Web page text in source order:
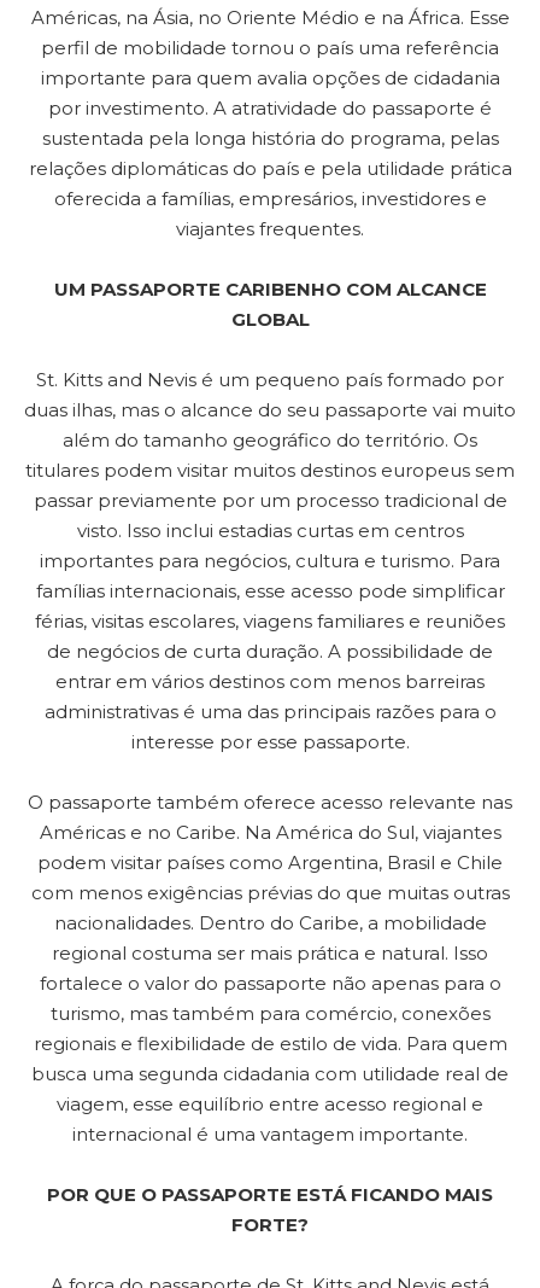
Américas, na Ásia, no Oriente Médio e na África. Esse
perfil de mobilidade tornou o país uma referência
importante para quem avalia opções de cidadania
por investimento. A atratividade do passaporte é
sustentada pela longa história do programa, pelas
relações diplomáticas do país e pela utilidade prática
oferecida a famílias, empresários, investidores e
viajantes frequentes.
UM PASSAPORTE CARIBENHO COM ALCANCE
GLOBAL
St. Kitts and Nevis é um pequeno país formado por
duas ilhas, mas o alcance do seu passaporte vai muito
além do tamanho geográfico do território. Os
titulares podem visitar muitos destinos europeus sem
passar previamente por um processo tradicional de
visto. Isso inclui estadias curtas em centros
importantes para negócios, cultura e turismo. Para
famílias internacionais, esse acesso pode simplificar
férias, visitas escolares, viagens familiares e reuniões
de negócios de curta duração. A possibilidade de
entrar em vários destinos com menos barreiras
administrativas é uma das principais razões para o
interesse por esse passaporte.
O passaporte também oferece acesso relevante nas
Américas e no Caribe. Na América do Sul, viajantes
podem visitar países como Argentina, Brasil e Chile
com menos exigências prévias do que muitas outras
nacionalidades. Dentro do Caribe, a mobilidade
regional costuma ser mais prática e natural. Isso
fortalece o valor do passaporte não apenas para o
turismo, mas também para comércio, conexões
regionais e flexibilidade de estilo de vida. Para quem
busca uma segunda cidadania com utilidade real de
viagem, esse equilíbrio entre acesso regional e
internacional é uma vantagem importante.
POR QUE O PASSAPORTE ESTÁ FICANDO MAIS
FORTE?